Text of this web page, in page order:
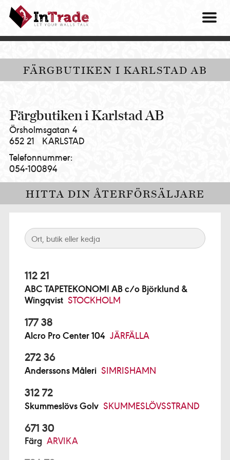
Intrade
ITG
AB
|
your
walls
talk
FÄRGBUTIKEN I KARLSTAD AB
Färgbutiken i Karlstad AB
Örsholmsgatan 4
652 21
KARLSTAD
Telefonnummer:
054-100894
HITTA DIN ÅTERFÖRSÄLJARE
112 21
ABC TAPETEKONOMI AB c/o Björklund &
Wingqvist STOCKHOLM
177 38
Alcro Pro Center 104 JÄRFÄLLA
272 36
Anderssons Måleri SIMRISHAMN
312 72
Skummeslövs Golv SKUMMESLÖVSSTRAND
671 30
Färg ARVIKA
OM
VÅRA
HITTA